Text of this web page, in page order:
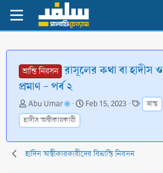
ভ্রান্তি নিরসন রাসূলের কথা বা হাদীস
প্রমাণ - পর্ব ২
T
h
r
a
d
Abu Umar
S
d
Feb 15, 2023
T
a
ভ্রান্ত
হাদীস অস্বীকারকারী
হাদিস অস্বীকারকারীদের বিভ্রান্তি নিরসন